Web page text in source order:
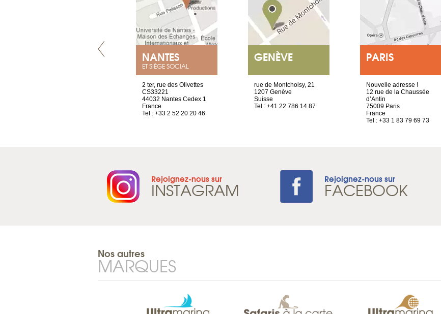
NANTES
ET SIÈGE SOCIAL
2 ter, rue des Olivettes
CS33221
44032 Nantes Cedex 1
France
Tel : +33 2 52 20 20 46
GENÈVE
rue de Montchoisy, 21
1207 Genève
Suisse
Tel : +41 22 786 14 87
PARIS
Nouvelle adresse !
12 rue de la Chaussée
d’Antin
75009 Paris
France
Tel : +33 1 83 79 69 73
Rejoignez-nous sur
INSTAGRAM Rejoignez-nous sur
FACEBOOK
Nos autres
MARQUES